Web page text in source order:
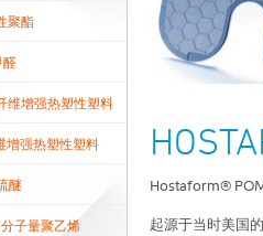
聚酯
醛
维增强热塑性塑料
增强热塑性塑料
醚
分子量聚乙烯
Hostaform®
起源于当时美国